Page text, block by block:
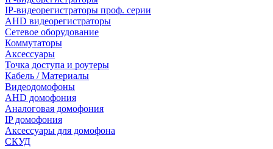
IP-видеорегистраторы проф. серии
AHD видеорегистраторы
Сетевое оборудование
Коммутаторы
Аксессуары
Точка доступа и роутеры
Кабель / Материалы
Видеодомофоны
AHD домофония
Аналоговая домофония
IP домофония
Аксессуары для домофона
СКУД